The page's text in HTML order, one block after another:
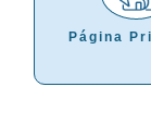
Página